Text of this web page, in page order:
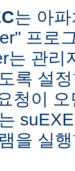
는 아
프로
는 관리
록 설
청이
을 실